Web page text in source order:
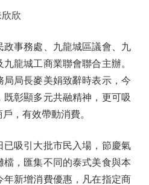
欣
事務處、九龍城區議會、九
龍城工商業聯會聯合主辦。
局長麥美娟致辭時表示，今
彰顯多元共融精神，更可吸
，有效帶動消費。
吸引大批市民入場，節慶氣
檔，匯集不同的泰式美食與本
新增消費優惠，凡在指定商